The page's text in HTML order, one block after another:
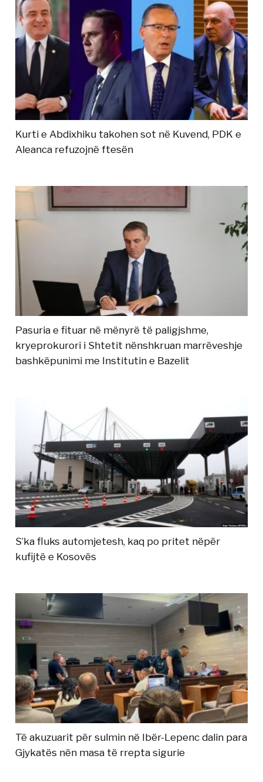
Kurti e Abdixhiku takohen sot në Kuvend, PDK e
Aleanca refuzojnë ftesën
Pasuria e fituar në mënyrë të paligjshme,
kryeprokurori i Shtetit nënshkruan marrëveshje
bashkëpunimi me Institutin e Bazelit
S’ka fluks automjetesh, kaq po pritet nëpër
kufijtë e Kosovës
Të akuzuarit për sulmin në Ibër-Lepenc dalin para
Gjykatës nën masa të rrepta sigurie